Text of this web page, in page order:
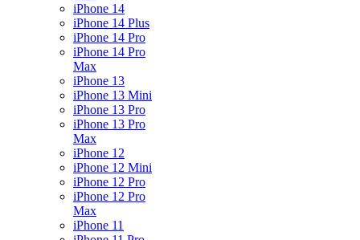
iPhone 14
iPhone 14 Plus
iPhone 14 Pro
iPhone 14 Pro
Max
iPhone 13
iPhone 13 Mini
iPhone 13 Pro
iPhone 13 Pro
Max
iPhone 12
iPhone 12 Mini
iPhone 12 Pro
iPhone 12 Pro
Max
iPhone 11